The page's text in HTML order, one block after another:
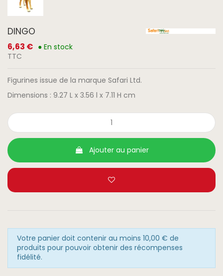
DINGO
6,63 € ● En stock
TTC
Figurines issue de la marque Safari Ltd.
Dimensions : 9.27 L x 3.56 l x 7.11 H cm
Ajouter au panier
Votre panier doit contenir au moins 10,00 € de
produits pour pouvoir obtenir des récompenses
fidélité.